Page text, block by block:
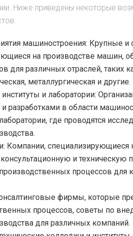
Ниже приведены некоторые
машиностроения: Крупные и
на производстве машин,
для различных отраслей, таких
металлургическая и другие.
и лаборатории:
разработками в области
где проводятся
Компании, специализирующиеся
и техническую
процессов для
фирмы, которые
процессов, советы по
для различных компаний.